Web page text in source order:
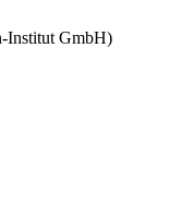
Institut GmbH)